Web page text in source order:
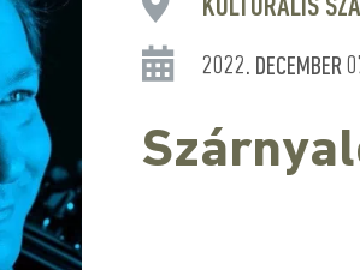
KULTURÁLIS
2022. DECEMBER